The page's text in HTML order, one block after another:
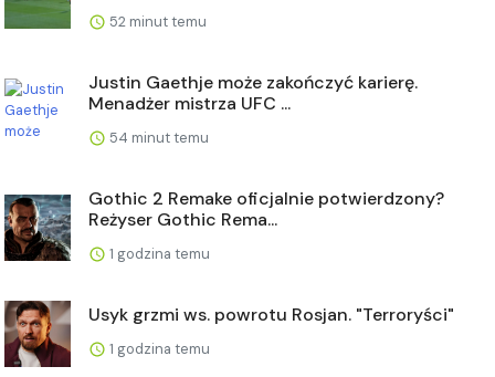
52 minut temu
Justin Gaethje może zakończyć karierę.
Menadżer mistrza UFC ...
54 minut temu
Gothic 2 Remake oficjalnie potwierdzony?
Reżyser Gothic Rema...
1 godzina temu
Usyk grzmi ws. powrotu Rosjan. "Terroryści"
1 godzina temu